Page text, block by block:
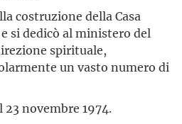
costruzione della Casa
si dedicò al ministero del
spirituale,
un vasto numero di
novembre 1974.